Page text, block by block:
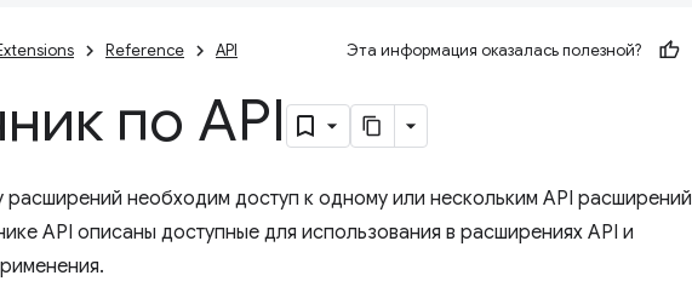
Reference API Эта информация оказалась полезной?
по API
необходим доступ к одному или нескольким API расширений
API описаны доступные для использования в расширениях API и